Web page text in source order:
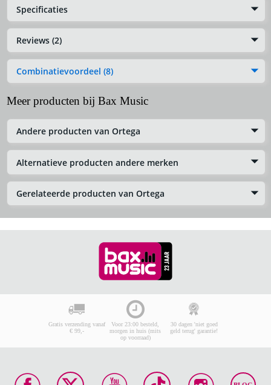
Specificaties
Reviews (2)
Combinatievoordeel (8)
Meer producten bij Bax Music
Andere producten van Ortega
Alternatieve producten andere merken
Gerelateerde producten van Ortega
Gratis verzending vanaf
€ 99,-
Voor 23:00 besteld,
morgen in huis (mits
op voorraad)
30 dagen 'niet goed
geld terug' garantie!